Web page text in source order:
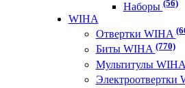
Наборы(56)
WIHA
Отвертки WIHA
Биты WIHA(770)
Мультитулы
Электроотвертки